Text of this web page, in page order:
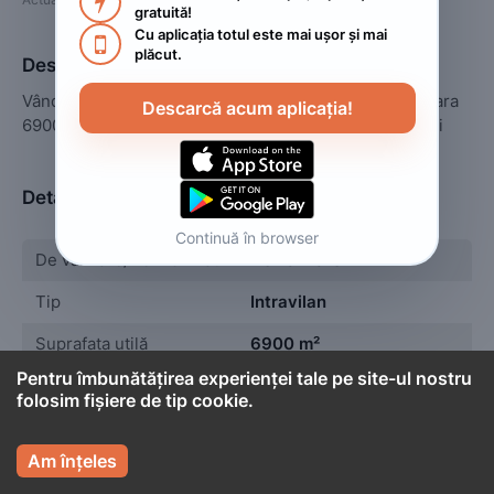
Descriere
Vând teren intravilan in Săliște comuna Baita Hunedoara
6900m2 front stradal 100 m, potrivit pentru construcții
Detalii
De vânzare/De închiriat
Tip
Intravilan
Suprafața utilă
6900 m²
 Cont titular
gratuită!

Cu aplicația totul este mai ușor și mai
plăcut.
Descarcă acum aplicația!
Continuă în browser
Pentru îmbunătățirea experienței tale pe site-ul nostru
folosim fișiere de tip cookie.
Am înțeles